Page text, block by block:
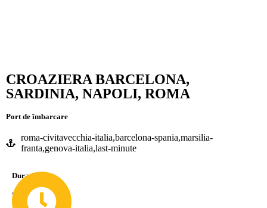
CROAZIERA BARCELONA,
SARDINIA, NAPOLI, ROMA
Port de îmbarcare
roma-civitavecchia-italia,barcelona-spania,marsilia-
franta,genova-italia,last-minute
Durată
7-9 Nopti